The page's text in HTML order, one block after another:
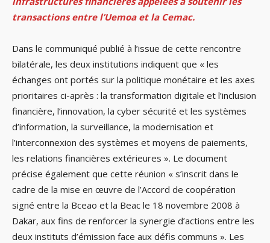
transactions entre l’Uemoa et la Cemac.
Dans le communiqué publié à l’issue de cette rencontre
bilatérale, les deux institutions indiquent que « les
échanges ont portés sur la politique monétaire et les axes
prioritaires ci-après : la transformation digitale et l’inclusion
financière, l’innovation, la cyber sécurité et les systèmes
d’information, la surveillance, la modernisation et
l’interconnexion des systèmes et moyens de paiements,
les relations financières extérieures ». Le document
précise également que cette réunion « s’inscrit dans le
cadre de la mise en œuvre de l’Accord de coopération
signé entre la Bceao et la Beac le 18 novembre 2008 à
Dakar, aux fins de renforcer la synergie d’actions entre les
deux instituts d’émission face aux défis communs ». Les